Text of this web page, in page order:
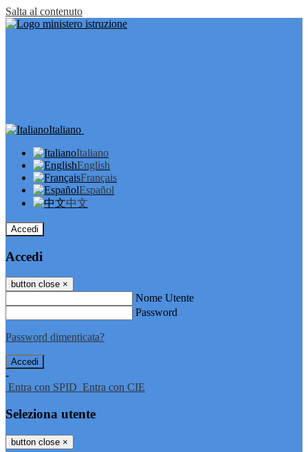
Salta al contenuto
Italiano
Italiano
English
Français
Español
中文
Accedi
Accedi
button close ×
Nome Utente
Password
Password dimenticata?
-
Entra con SPID Entra con CIE
Seleziona utente
button close ×